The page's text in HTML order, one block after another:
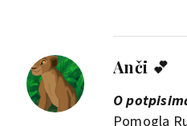
Anči 💕
O
Pomogla